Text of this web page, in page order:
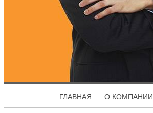
ГЛАВНАЯ О КОМПАНИИ